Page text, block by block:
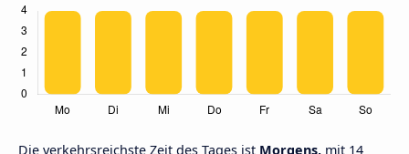
Die verkehrsreichste Zeit des Tages ist Morgens, mit 14